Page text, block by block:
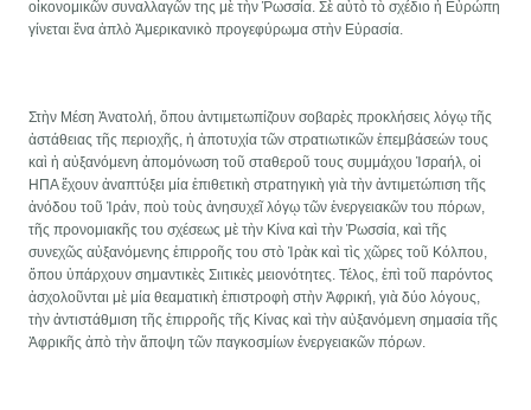
οἰκονομικῶν συναλλαγῶν της μὲ τὴν Ῥωσσία. Σὲ αὐτὸ τὸ σχέδιο ἡ Εὐρώπη
γίνεται ἕνα ἀπλὸ Ἀμερικανικὸ προγεφύρωμα στὴν Εὐρασία.
Στὴν Μέση Ἀνατολή, ὅπου ἀντιμετωπίζουν σοβαρὲς προκλήσεις λόγῳ τῆς
ἀστάθειας τῆς περιοχῆς, ἡ ἀποτυχία τῶν στρατιωτικῶν ἐπεμβάσεών τους
καὶ ἡ αὐξανόμενη ἀπομόνωση τοῦ σταθεροῦ τους συμμάχου Ἰσραήλ, οἱ
ΗΠΑ ἔχουν ἀναπτύξει μία ἐπιθετικὴ στρατηγικὴ γιὰ τὴν ἀντιμετώπιση τῆς
ἀνόδου τοῦ Ἰράν, ποὺ τοὺς ἀνησυχεῖ λόγῳ τῶν ἐνεργειακῶν του πόρων,
τῆς προνομιακῆς του σχέσεως μὲ τὴν Κίνα καὶ τὴν Ῥωσσία, καὶ τῆς
συνεχῶς αὐξανόμενης ἐπιρροῆς του στὸ Ἰρὰκ καὶ τὶς χῶρες τοῦ Κόλπου,
ὅπου ὑπάρχουν σημαντικὲς Σιιτικὲς μειονότητες. Τέλος, ἐπὶ τοῦ παρόντος
ἀσχολοῦνται μὲ μία θεαματικὴ ἐπιστροφὴ στὴν Ἀφρική, γιὰ δύο λόγους,
τὴν ἀντιστάθμιση τῆς ἐπιρροῆς τῆς Κίνας καὶ τὴν αὐξανόμενη σημασία τῆς
Ἀφρικῆς ἀπὸ τὴν ἄποψη τῶν παγκοσμίων ἐνεργειακῶν πόρων.